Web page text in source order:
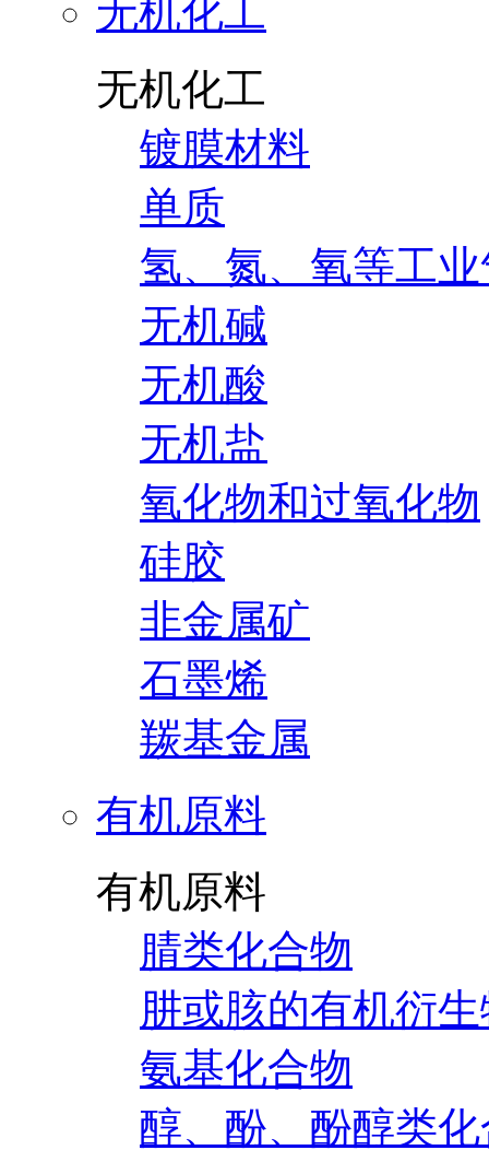
无机化工
无机化工
镀膜材料
单质
氢、氮、氧等工
无机碱
无机酸
无机盐
氧化物和过氧化物
硅胶
非金属矿
石墨烯
羰基金属
有机原料
有机原料
腈类化合物
肼或胲的有机衍
氨基化合物
醇、酚、酚醇类